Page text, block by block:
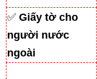
✅ Giấy tờ cho
người nước
ngoài